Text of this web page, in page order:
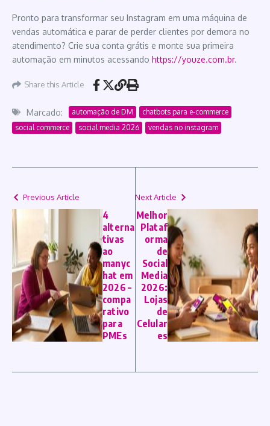
Pronto para transformar seu Instagram em uma máquina de
vendas automática e parar de perder clientes por demora no
atendimento? Crie sua conta grátis e monte sua primeira
automação em minutos acessando https://youze.com.br.
Share this Article
Marcado: automação de DM
chatbots para e-commerce
social commerce
social media 2026 vendas no instagram
Previous Article
4
alterna
tivas
ao
manyc
hat em
2026 –
compa
rativo
para
PMEs
Next Article
Melhor
Plataf
orma
de
Social
Media
2026:
Lojas
de
Celular
es